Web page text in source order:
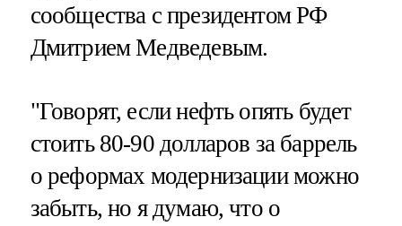
сообщества с президентом РФ
Дмитрием Медведевым.
"Говорят, если нефть опять будет
стоить 80-90 долларов за баррель
о реформах модернизации можно
забыть, но я думаю, что о